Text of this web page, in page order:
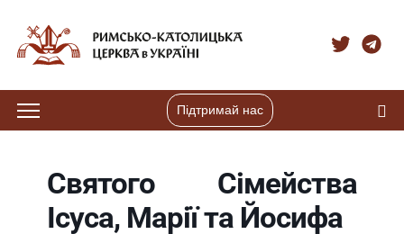
Підтримай нас
Святого Сімейства
Ісуса, Марії та Йосифа